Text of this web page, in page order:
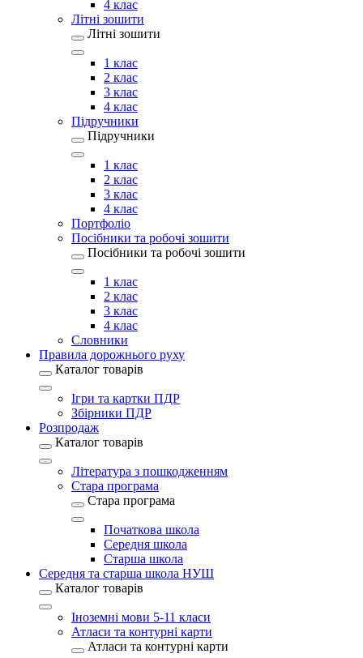
4 клас
Літні зошити
Літні зошити
1 клас
2 клас
3 клас
4 клас
Підручники
Підручники
1 клас
2 клас
3 клас
4 клас
Портфоліо
Посібники та робочі зошити
Посібники та робочі зошити
1 клас
2 клас
3 клас
4 клас
Словники
Правила дорожнього руху
Каталог товарів
Ігри та картки ПДР
Збірники ПДР
Розпродаж
Каталог товарів
Література з пошкодженням
Стара програма
Стара програма
Початкова школа
Середня школа
Старша школа
Середня та старша школа НУШ
Каталог товарів
Іноземні мови 5-11 класи
Атласи та контурні карти
Атласи та контурні карти